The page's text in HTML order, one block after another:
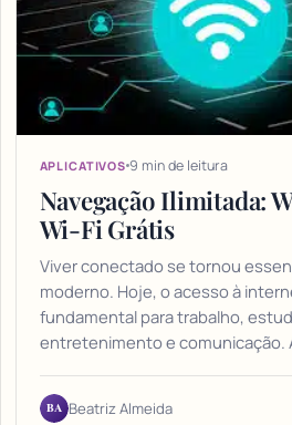
APLICATIVOS 9 min de leitura
Navegação Ilimitada:
Wi-Fi Grátis
Viver conectado se tornou
moderno. Hoje, o acesso à
fundamental para trabalho,
entretenimento e comunicação.
BA Beatriz Almeida